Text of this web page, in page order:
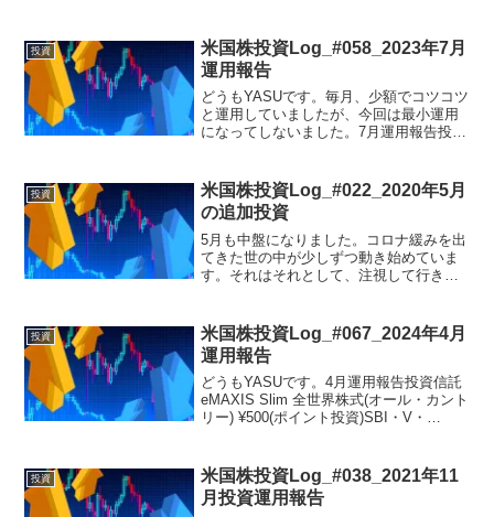
440万近くになろうとしていました。とこ
ろが、皆さ...
投資
米国株投資Log_#058_2023年7月
運用報告
どうもYASUです。毎月、少額でコツコツ
と運用していましたが、今回は最小運用
になってしないました。7月運用報告投資
S&P500インデックス・フ...
投資
米国株投資Log_#022_2020年5月
の追加投資
5月も中盤になりました。コロナ緩みを出
てきた世の中が少しずつ動き始めていま
す。それはそれとして、注視して行きた
ス・ファンドVTI (143.9)VYM (75.27...
投資
米国株投資Log_#067_2024年4月
運用報告
どうもYASUです。4月運用報告投資信託
eMAXIS Slim 全世界株式(オール・カント
リー) ¥500(ポイント投資)SBI・V・
しました。...
投資
米国株投資Log_#038_2021年11
月投資運用報告